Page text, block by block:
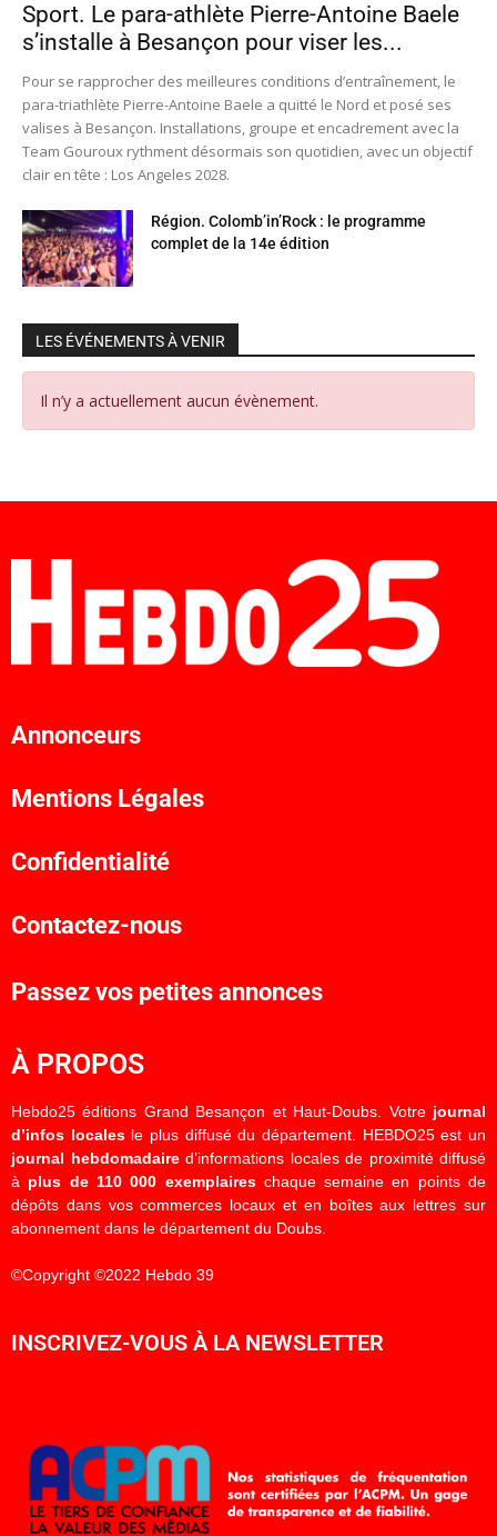
Sport. Le para-athlète Pierre-Antoine Baele
s’installe à Besançon pour viser les...
Pour se rapprocher des meilleures conditions d’entraînement, le
para-triathlète Pierre-Antoine Baele a quitté le Nord et posé ses
valises à Besançon. Installations, groupe et encadrement avec la
Team Gouroux rythment désormais son quotidien, avec un objectif
clair en tête : Los Angeles 2028.
Région. Colomb’in’Rock : le programme
complet de la 14e édition
LES ÉVÉNEMENTS À VENIR
Il n’y a actuellement aucun évènement.
Annonceurs
Mentions Légales
Confidentialité
Contactez-nous
Passez vos petites annonces
À PROPOS
Hebdo25 éditions Grand Besançon et Haut-Doubs. Votre journal
d’infos localesle plus diffusé du département. HEBDO25 est un
journal hebdomadaired’informations locales de proximité diffusé
à plus de 110 000 exemplaireschaque semaine en points de
dépôts dans vos commerces locaux et en boîtes aux lettres sur
abonnement dans le département du Doubs.
©Copyright ©2022 Hebdo 39
INSCRIVEZ-VOUS À LA NEWSLETTER